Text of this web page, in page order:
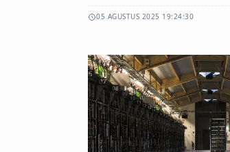
05 AGUSTUS 2025 19:24:30